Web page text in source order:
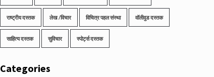
राष्ट्रीय दस्तक लेख /विचार विचित्र पहल संस्था वॉलीवुड दस्तक
साहित्य दस्तक सुविचार स्पोर्ट्स दस्तक
Categories